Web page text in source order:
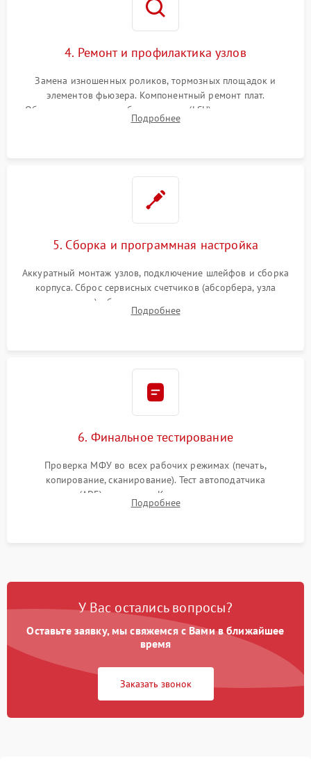
4. Ремонт и профилактика узлов
Замена изношенных роликов, тормозных площадок и
элементов фьюзера. Компонентный ремонт плат.
Обязательная очистка блока лазера (LSU), зеркал и тракта
печати от просыпанного тонера и бумажной пыли.
Подробнее
5. Сборка и программная настройка
Аккуратный монтаж узлов, подключение шлейфов и сборка
корпуса. Сброс сервисных счетчиков (абсорбера, узла
закрепления), обновление прошивки и программная
калибровка цветопередачи и позиционирования сканера.
Подробнее
6. Финальное тестирование
Проверка МФУ во всех рабочих режимах (печать,
копирование, сканирование). Тест автоподатчика
документов (ADF) и дуплекса. Контроль качества отпечатка
на отсутствие серого фона, полос и надежность запекания
Подробнее
У Вас остались вопросы?
Оставьте заявку, мы свяжемся с Вами в ближайшее
время
Заказать звонок